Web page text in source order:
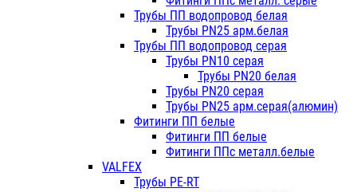
Трубы ПП водопровод белая
Трубы PN25 арм.белая
Трубы ПП водопровод серая
Трубы PN10 серая
Трубы PN20 белая
Трубы PN20 серая
Трубы PN25 арм.серая(алюмин)
Фитинги ПП белые
Фитинги ПП белые
Фитинги ППс металл.белые
VALFEX
Трубы PE-RT